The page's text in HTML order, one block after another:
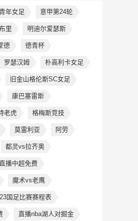
年女足 意甲第24轮
里 明迪尔爱瑟斯
德 德青杯
罗瑟汉姆 朴高利卡女足
旧金山格伦斯SC女足
康巴塞雷斯
老虎 格梅斯竞技
莫雷利亚 阿劳
都灵vs拉齐奥
直播中超免费
魔术vs老鹰
国足比赛赛程表
直播nba湖人对掘金